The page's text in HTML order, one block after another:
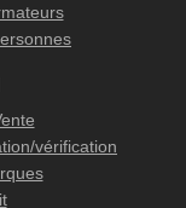
vérification